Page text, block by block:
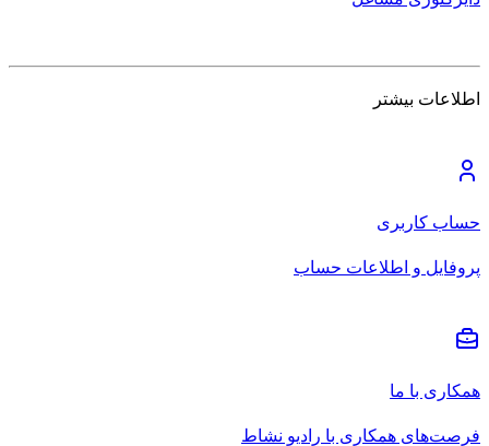
اطلاعات بیشتر
حساب کاربری
پروفایل و اطلاعات حساب
همکاری با ما
فرصت‌های همکاری با رادیو نشاط